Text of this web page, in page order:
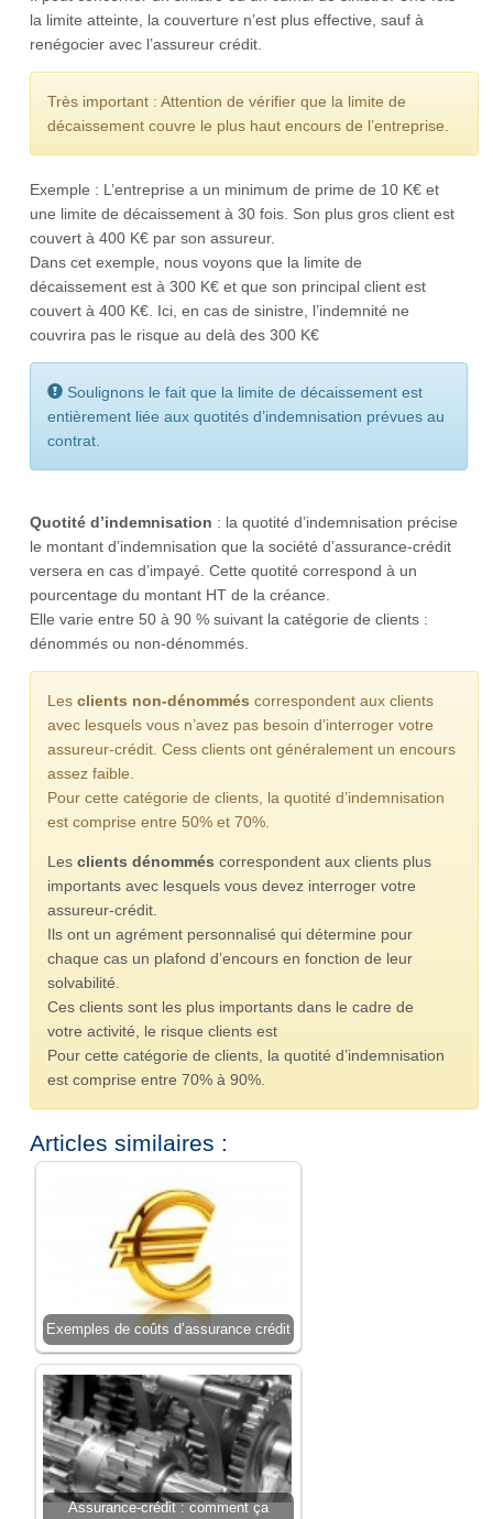
la limite atteinte, la couverture n’est plus effective, sauf à
renégocier avec l’assureur crédit.
Très important : Attention de vérifier que la limite de
décaissement couvre le plus haut encours de l’entreprise.
Exemple : L’entreprise a un minimum de prime de 10 K€ et
une limite de décaissement à 30 fois. Son plus gros client est
couvert à 400 K€ par son assureur.
Dans cet exemple, nous voyons que la limite de
décaissement est à 300 K€ et que son principal client est
couvert à 400 K€. Ici, en cas de sinistre, l’indemnité ne
couvrira pas le risque au delà des 300 K€
Soulignons le fait que la limite de décaissement est
entièrement liée aux quotités d’indemnisation prévues au
contrat.
Quotité d’indemnisation : la quotité d’indemnisation précise
le montant d’indemnisation que la société d’assurance-crédit
versera en cas d’impayé. Cette quotité correspond à un
pourcentage du montant HT de la créance.
Elle varie entre 50 à 90 % suivant la catégorie de clients :
dénommés ou non-dénommés.
Les clients non-dénommés correspondent aux clients
avec lesquels vous n’avez pas besoin d’interroger votre
assureur-crédit. Cess clients ont généralement un encours
assez faible.
Pour cette catégorie de clients, la quotité d’indemnisation
est comprise entre 50% et 70%.
Les clients dénommés correspondent aux clients plus
importants avec lesquels vous devez interroger votre
assureur-crédit.
Ils ont un agrément personnalisé qui détermine pour
chaque cas un plafond d’encours en fonction de leur
solvabilité.
Ces clients sont les plus importants dans le cadre de
votre activité, le risque clients est
Pour cette catégorie de clients, la quotité d’indemnisation
est comprise entre 70% à 90%.
Articles similaires :
Exemples de coûts d’assurance crédit
Assurance-crédit : comment ça